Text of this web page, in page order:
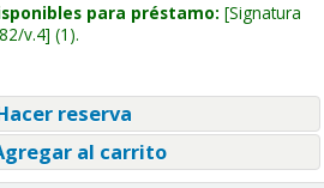
para préstamo: Signatura
v.4 (1).
reserva
al carrito